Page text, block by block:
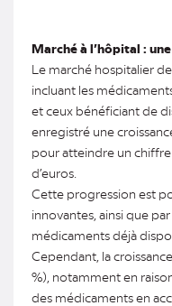
Marché à l’hôpital :
Le marché hospitalier
incluant les
et ceux bénéficiant de
enregistré une
pour atteindre un chiffre
d’euros.
Cette progression est
innovantes, ainsi que
médicaments déjà
Cependant, la
%), notamment en
des médicaments en